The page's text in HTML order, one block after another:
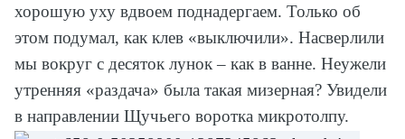
хорошую уху вдвоем поднадергаем. Только об
этом подумал, как клев «выключили». Насверлили
мы вокруг с десяток лунок – как в ванне. Неужели
утренняя «раздача» была такая мизерная? Увидели
в направлении Щучьего воротка микротолпу.